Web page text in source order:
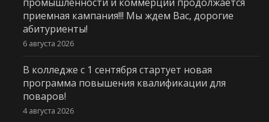
приемная кампания!!! Мы ждем Вас, дорогие
абитуриенты!
6 августа 2026
В колледже с 1 сентября стартует новая
программа повышения квалификации для
поваров!
4 августа 2026